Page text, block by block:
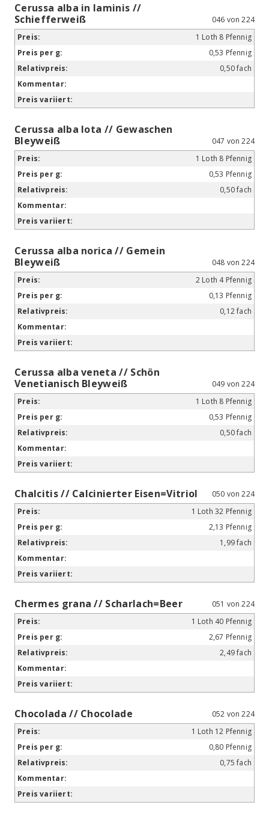
Cerussa alba in laminis //
Schiefferweiß
046 von 224
1 Loth 8 Pfennig
0,53 Pfennig
0,50 fach
Cerussa alba lota // Gewaschen
Bleyweiß
047 von 224
1 Loth 8 Pfennig
0,53 Pfennig
0,50 fach
Cerussa alba norica // Gemein
Bleyweiß
048 von 224
2 Loth 4 Pfennig
0,13 Pfennig
0,12 fach
Cerussa alba veneta // Schön
Venetianisch Bleyweiß
049 von 224
1 Loth 8 Pfennig
0,53 Pfennig
0,50 fach
Chalcitis // Calcinierter Eisen=Vitriol
050 von 224
1 Loth 32 Pfennig
2,13 Pfennig
1,99 fach
Chermes grana // Scharlach=Beer
051 von 224
1 Loth 40 Pfennig
2,67 Pfennig
2,49 fach
Chocolada // Chocolade
052 von 224
1 Loth 12 Pfennig
0,80 Pfennig
0,75 fach